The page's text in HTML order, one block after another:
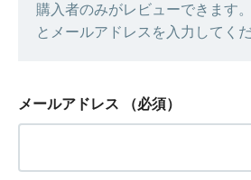
購入者のみがレビューできます
とメールアドレスを入力してくだ
メールアドレス （必須）